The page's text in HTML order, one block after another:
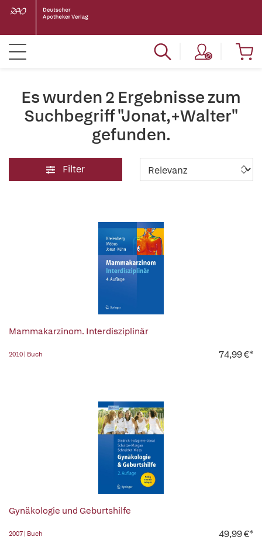
Es wurden 2 Ergebnisse zum
Suchbegriff "Jonat,+Walter"
gefunden.
Filter
Mammakarzinom. Interdisziplinär
2010 | Buch 74,99 €*
Gynäkologie und Geburtshilfe
2007 | Buch 49,99 €*